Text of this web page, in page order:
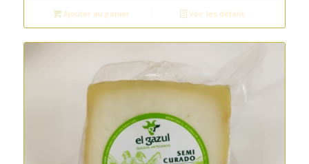
Ajouter au panier Voir les détails